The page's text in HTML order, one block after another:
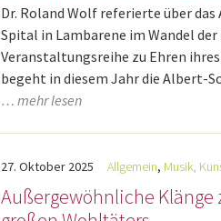
Dr. Roland Wolf referierte über
Spital in Lambarene im Wandel
Veranstaltungsreihe zu Ehren
begeht in diesem Jahr die Albert-
… mehr lesen
27. Oktober 2025 Allgemein, Musik,
Außergewöhnliche Klänge